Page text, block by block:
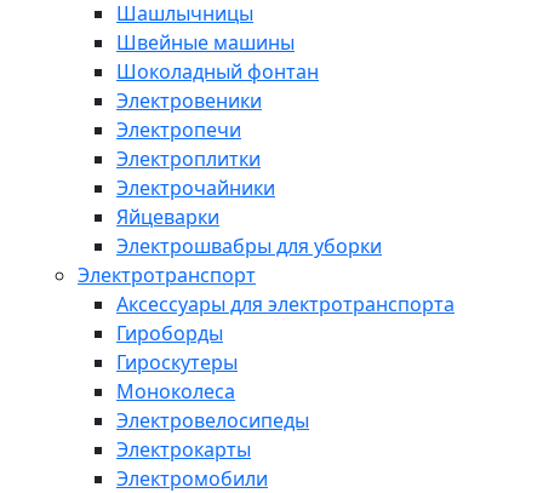
Шашлычницы
Швейные машины
Шоколадный фонтан
Электровеники
Электропечи
Электроплитки
Электрочайники
Яйцеварки
Электрошвабры для уборки
Электротранспорт
Аксессуары для электротранспорта
Гироборды
Гироскутеры
Моноколеса
Электровелосипеды
Электрокарты
Электромобили